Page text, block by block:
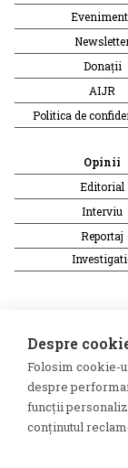
Donații
AIJR
Politica de
Opinii
Editorial
Interviu
Reportaj
Presa rusă
Presa rusa pro-
Presa din
Presa din
Despre
Folosim cookie-
despre
funcții
conținutul